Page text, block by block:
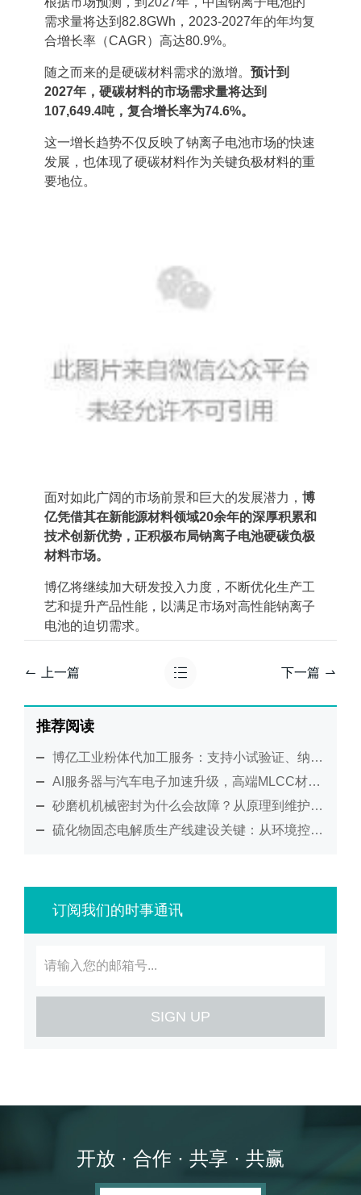
需求量将达到82.8GWh，2023-2027年的年均复
合增长率（CAGR）高达80.9%。
随之而来的是硬碳材料需求的激增。 预计到
2027年，硬碳材料的市场需求量将达到
107,649.4吨，复合增长率为74.6%。
这一增长趋势不仅反映了钠离子电池市场的快速
发展，也体现了硬碳材料作为关键负极材料的重
要地位。
面对如此广阔的市场前景和巨大的发展潜力， 博
亿凭借其在新能源材料领域20余年的深厚积累和
技术创新优势，正积极布局钠离子电池硬碳负极
材料市场。
博亿将继续加大研发投入力度，不断优化生产工
艺和提升产品性能，以满足市场对高性能钠离子
电池的迫切需求。
上一篇 下一篇
推荐阅读
博亿工业粉体代加工服务：支持小试验证、纳米研磨及工艺放大
AI服务器与汽车电子加速升级，高端MLCC材料制造迎来新考验
砂磨机机械密封为什么会故障？从原理到维护全面解析
硫化物固态电解质生产线建设关键：从环境控制到工艺集成的系统化解决方案
订阅我们的时事通讯
SIGN UP
开放 · 合作 · 共享 · 共赢